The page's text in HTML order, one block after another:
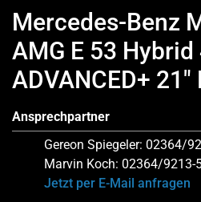
Mercedes-Benz
AMG E 53 Hybrid
ADVANCED+ 21″
Ansprechpartner
Gereon Spiegeler: 02364/
Marvin Koch: 02364/9213-
Jetzt per E-Mail anfragen